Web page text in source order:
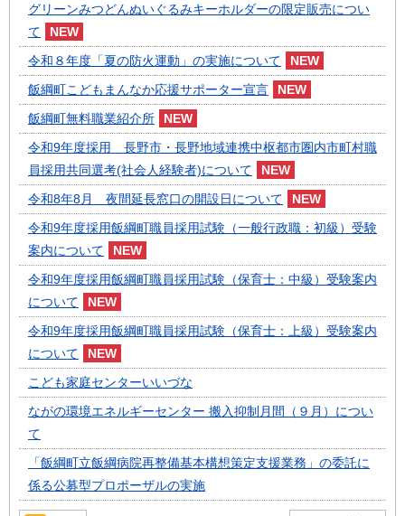
グリーンみつどんぬいぐるみキーホルダーの限定販売につい
て
令和８年度「夏の防火運動」の実施について
飯綱町こどもまんなか応援サポーター宣言
飯綱町無料職業紹介所
令和9年度採用 長野市・長野地域連携中枢都市圏内市町村職
員採用共同選考(社会人経験者)について
令和8年8月 夜間延長窓口の開設日について
令和9年度採用飯綱町職員採用試験（一般行政職：初級）受験
案内について
令和9年度採用飯綱町職員採用試験（保育士：中級）受験案内
について
令和9年度採用飯綱町職員採用試験（保育士：上級）受験案内
について
こども家庭センターいいづな
ながの環境エネルギーセンター 搬入抑制月間（９月）につい
て
「飯綱町立飯綱病院再整備基本構想策定支援業務」の委託に
係る公募型プロポーザルの実施